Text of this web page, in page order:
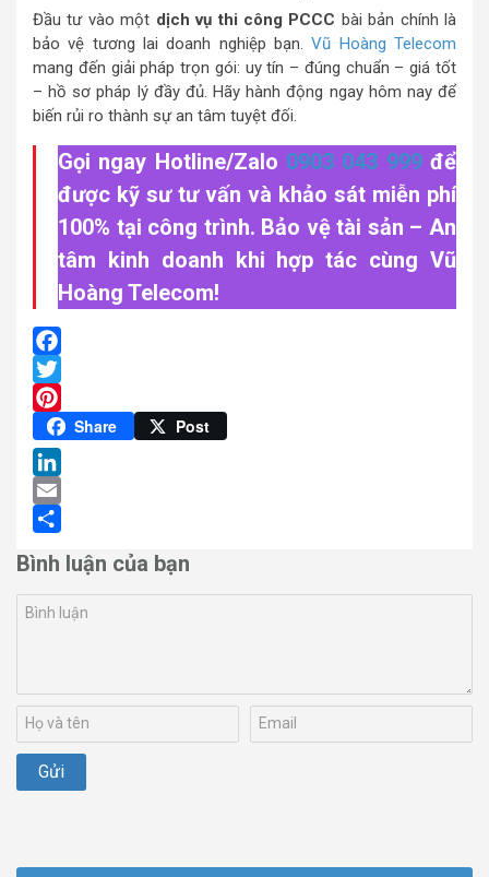
Đầu tư vào một dịch vụ thi công PCCC bài bản chính là
bảo vệ tương lai doanh nghiệp bạn.Vũ Hoàng Telecom
mang đến giải pháp trọn gói: uy tín – đúng chuẩn – giá tốt
– hồ sơ pháp lý đầy đủ. Hãy hành động ngay hôm nay để
biến rủi ro thành sự an tâm tuyệt đối.
Gọi ngay Hotline/Zalo 0903 043 999để
được kỹ sư tư vấn và khảo sát miễn phí
100% tại công trình. Bảo vệ tài sản – An
tâm kinh doanh khi hợp tác cùng Vũ
Hoàng Telecom!
Facebook
Twitter
Pinterest
Share Post
LinkedIn
Email
Bình luận của bạn